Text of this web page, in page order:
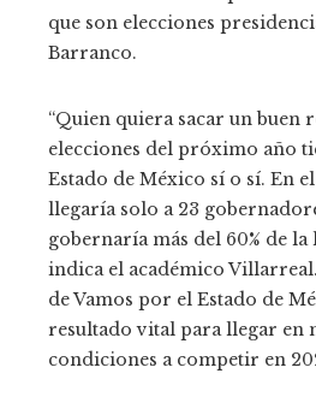
que son elecciones
Barranco.
“Quien quiera sacar un buen
elecciones del próximo año
Estado de México sí o sí. En
llegaría solo a 23
gobernaría más del 60% de la
indica el académico
de Vamos por el Estado de
resultado vital para llegar en
condiciones a competir en